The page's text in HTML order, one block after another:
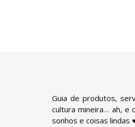
Guia de produtos,
cultura mineira… ah, e
sonhos e coisas lindas